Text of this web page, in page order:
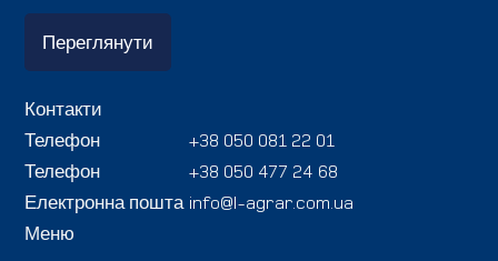
Переглянути
Контакти
Телефон
+38 050 081 22 01
Телефон
+38 050 477 24 68
Електронна пошта info@l-agrar.com.ua
Меню